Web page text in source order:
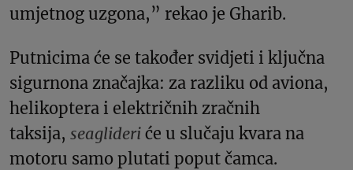
umjetnog uzgona,” rekao je Gharib.
Putnicima će se također svidjeti i ključna
sigurnona značajka: za razliku od aviona,
helikoptera i električnih zračnih
taksija, seaglideri će u slučaju kvara na
motoru samo plutati poput čamca.